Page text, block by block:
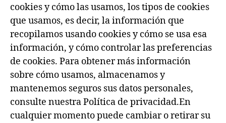
cookies y cómo las usamos, los tipos de cookies
que usamos, es decir, la información que
recopilamos usando cookies y cómo se usa esa
información, y cómo controlar las preferencias
de cookies. Para obtener más información
sobre cómo usamos, almacenamos y
mantenemos seguros sus datos personales,
consulte nuestra Política de privacidad.En
cualquier momento puede cambiar o retirar su